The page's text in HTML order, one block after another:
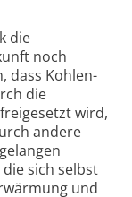
die
noch
dass Kohlen­
die
wird,
andere
sich selbst
und